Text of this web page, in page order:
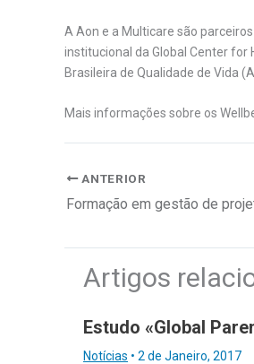
A Aon e a Multicare são
institucional da Global Center for
Brasileira de Qualidade de Vida
Mais informações sobre os
ANTERIOR
Formação em gestão de
Artigos
Estudo «Global
Notícias • 2 de Janeiro, 2017